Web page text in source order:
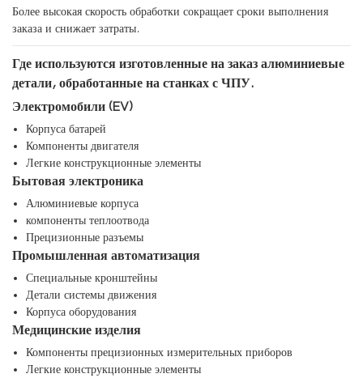
Более высокая скорость обработки сокращает сроки выполнения
заказа и снижает затраты.
Где используются изготовленные на заказ алюминиевые
детали, обработанные на станках с ЧПУ.
Электромобили (EV)
Корпуса батарей
Компоненты двигателя
Легкие конструкционные элементы
Бытовая электроника
Алюминиевые корпуса
компоненты теплоотвода
Прецизионные разъемы
Промышленная автоматизация
Специальные кронштейны
Детали системы движения
Корпуса оборудования
Медицинские изделия
Компоненты прецизионных измерительных приборов
Легкие конструкционные элементы